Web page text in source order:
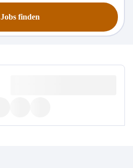
Jobs finden